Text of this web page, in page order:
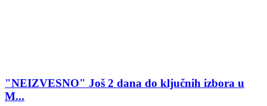
"NEIZVESNO" Još 2 dana do ključnih izbora u
M...